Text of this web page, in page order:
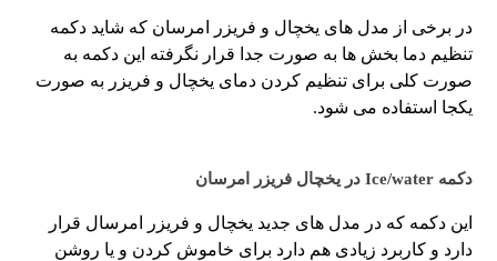
در برخی از مدل های یخچال و فریزر امرسان که شاید دکمه
تنظیم دما بخش ها به صورت جدا قرار نگرفته این دکمه به
صورت کلی برای تنظیم کردن دمای یخچال و فریزر به صورت
یکجا استفاده می شود.
دکمه Ice/water در یخچال فریزر امرسان
این دکمه که در مدل های جدید یخچال و فریزر امرسال قرار
دارد و کاربرد زیادی هم دارد برای خاموش کردن و یا روشن